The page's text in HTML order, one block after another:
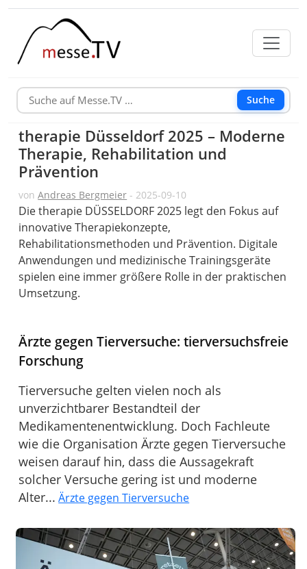
Suche
therapie Düsseldorf 2025 – Moderne
Therapie, Rehabilitation und
Prävention
vonAndreas Bergmeier - 2025-09-10
Die therapie DÜSSELDORF 2025 legt den Fokus auf
innovative Therapiekonzepte,
Rehabilitationsmethoden und Prävention. Digitale
Anwendungen und medizinische Trainingsgeräte
spielen eine immer größere Rolle in der praktischen
Umsetzung.
Ärzte gegen Tierversuche: tierversuchsfreie
Forschung
Tierversuche gelten vielen noch als
unverzichtbarer Bestandteil der
Medikamentenentwicklung. Doch Fachleute
wie die Organisation Ärzte gegen Tierversuche
weisen darauf hin, dass die Aussagekraft
solcher Versuche gering ist und moderne
Alter... Ärzte gegen Tierversuche